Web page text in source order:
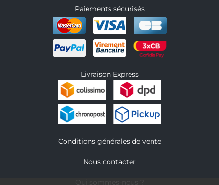
Paiements sécurisés
Livraison Express
Conditions générales de vente
Nous contacter